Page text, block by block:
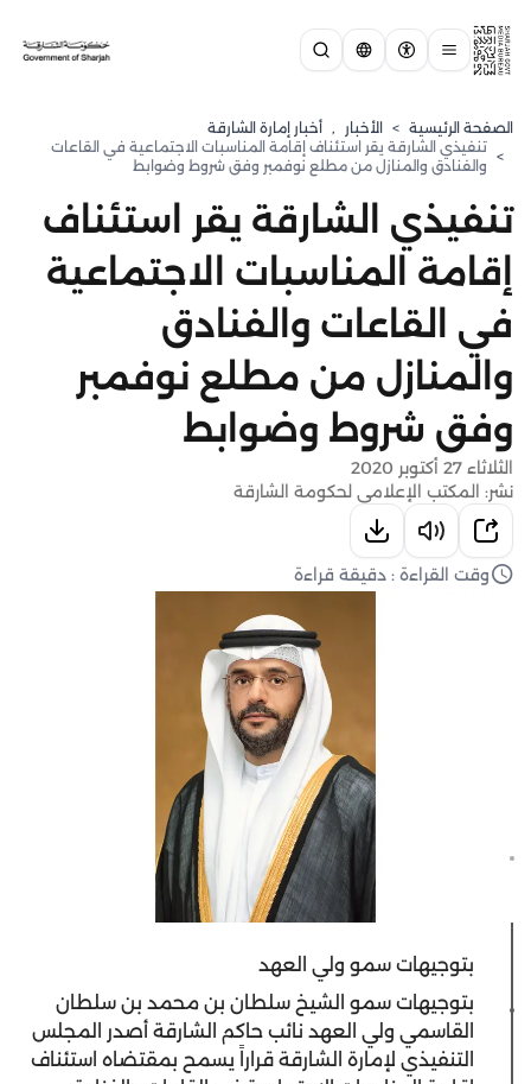
الصفحة الرئيسية > الأخبار , أخبار إمارة الشارقة
>
تنفيذي الشارقة يقر استئناف إقامة المناسبات الاجتماعية في القاعات
والفنادق والمنازل من مطلع نوفمبر وفق شروط وضوابط
تنفيذي الشارقة يقر استئناف
إقامة المناسبات الاجتماعية
في القاعات والفنادق
والمنازل من مطلع نوفمبر
وفق شروط وضوابط
الثلاثاء 27 أكتوبر 2020
نشر: المكتب الإعلامي لحكومة الشارقة
وقت القراءة : دقيقة قراءة
بتوجيهات سمو ولي العهد
بتوجيهات سمو الشيخ سلطان بن محمد بن سلطان
القاسمي ولي العهد نائب حاكم الشارقة أصدر المجلس
التنفيذي لإمارة الشارقة قراراً يسمح بمقتضاه استئناف